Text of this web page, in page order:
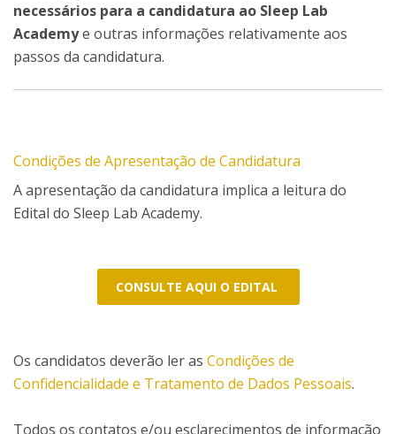
necessários para a candidatura ao Sleep Lab
Academye outras informações relativamente aos
passos da candidatura.
Condições de Apresentação de Candidatura
A apresentação da candidatura implica a leitura do
Edital do Sleep Lab Academy.
CONSULTE AQUI O EDITAL
Os candidatos deverão ler as Condições de
Confidencialidade e Tratamento de Dados Pessoais.
Todos os contatos e/ou esclarecimentos de informação